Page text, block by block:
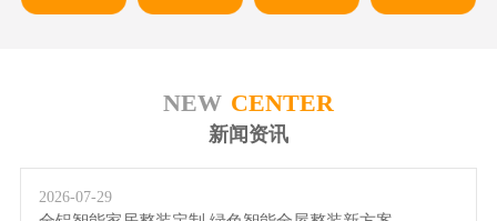
NEW CENTER
新闻资讯
2026-07-29